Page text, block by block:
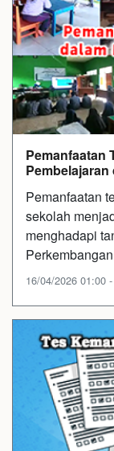
Pemanfaatan
Pembelajaran
Pemanfaatan
sekolah
menghadapi
16/04/2026 01:00